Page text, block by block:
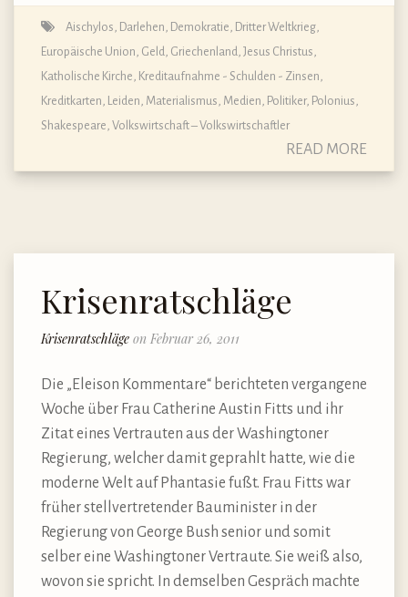
Aischylos Darlehen Demokratie Dritter Weltkrieg
Europäische Union Geld Griechenland Jesus Christus
Katholische Kirche Kreditaufnahme - Schulden - Zinsen
Kreditkarten Leiden Materialismus Medien Politiker, Polonius
Shakespeare Volkswirtschaft – Volkswirtschaftler
READ MORE
Krisenratschläge
Krisenratschläge on Februar 26, 2011
Die „Eleison Kommentare“ berichteten vergangene
Woche über Frau Catherine Austin Fitts und ihr
Zitat eines Vertrauten aus der Washingtoner
Regierung, welcher damit geprahlt hatte, wie die
moderne Welt auf Phantasie fußt. Frau Fitts war
früher stellvertretender Bauminister in der
Regierung von George Bush senior und somit
selber eine Washingtoner Vertraute. Sie weiß also,
wovon sie spricht. In demselben Gespräch machte